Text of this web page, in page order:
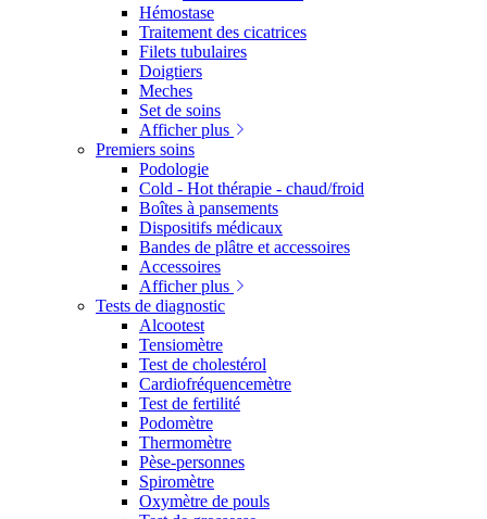
Hémostase
Traitement des cicatrices
Filets tubulaires
Doigtiers
Meches
Set de soins
Afficher plus
Premiers soins
Podologie
Cold - Hot thérapie - chaud/froid
Boîtes à pansements
Dispositifs médicaux
Bandes de plâtre et accessoires
Accessoires
Afficher plus
Tests de diagnostic
Alcootest
Tensiomètre
Test de cholestérol
Cardiofréquencemètre
Test de fertilité
Podomètre
Thermomètre
Pèse-personnes
Spiromètre
Oxymètre de pouls